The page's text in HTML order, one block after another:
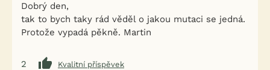
Dobrý den,
tak to bych taky rád věděl o jakou mutaci se jedná.
Protože vypadá pěkně. Martin
2
Kvalitní příspěvek